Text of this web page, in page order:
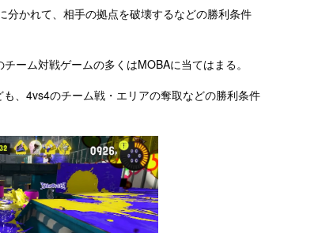
かれて、相手の拠点を破壊するなどの勝利条件
ーム対戦ゲームの多くはMOBAに当てはまる。
、4vs4のチーム戦・エリアの奪取などの勝利条件